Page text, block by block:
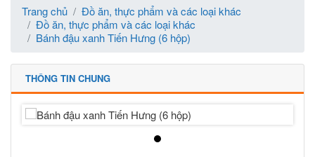
Trang chủ
Đồ ăn, thực phẩm và các loại khác
Đồ ăn, thực phẩm và các loại khác
Bánh đậu xanh Tiến Hưng (6 hộp)
THÔNG TIN CHUNG